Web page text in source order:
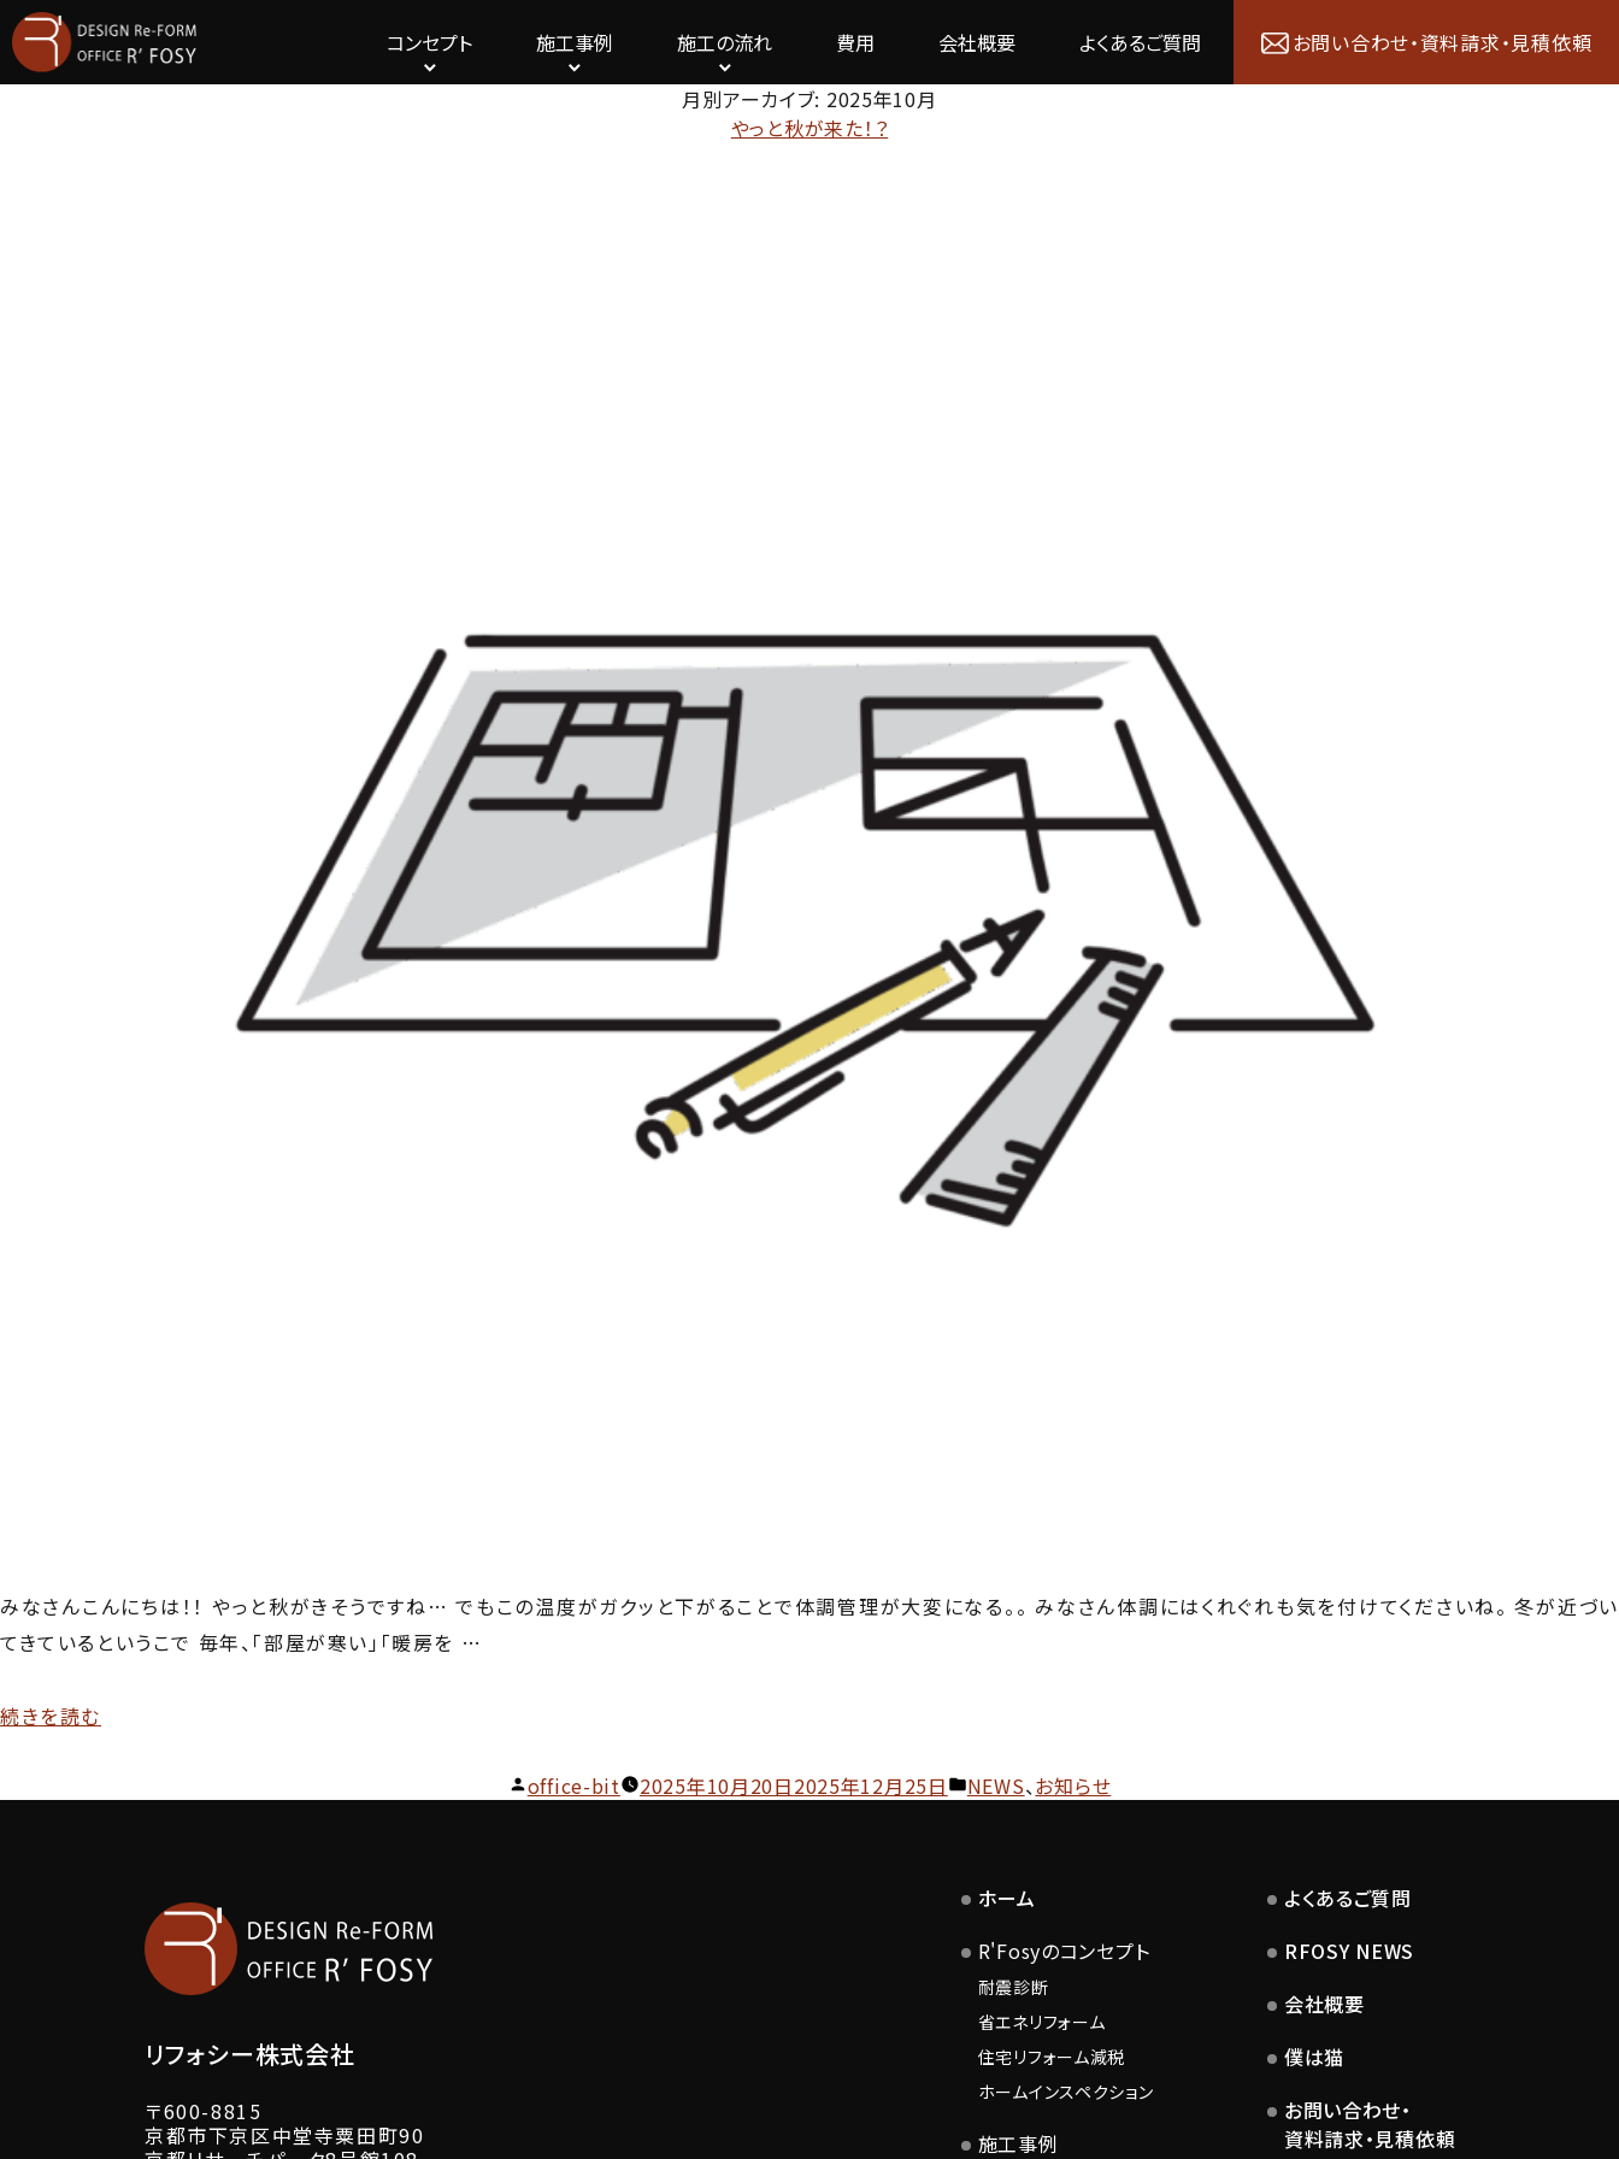
コンセプト 施工事例 施工の流れ 費用 会社概要 よくあるご質問
お問い合わせ・資料請求・見積依頼
月別アーカイブ: 2025年10月
やっと秋が来た！？
みなさんこんにちは！！ やっと秋がきそうですね… でもこの温度がガクッと下がることで体調管理が大変になる。。 みなさん体調にはくれぐれも気を付けてくださいね。 冬が近づい
てきているというこで 毎年、「部屋が寒い」「暖房を …
“や
続きを読む
投
office-bit 2025年10月20日2025年12月25日
カ
ー:
NEWS、お知らせ
リフォシー株式会社
〒600-8815
京都市下京区中堂寺粟田町90
ホーム
R'Fosyのコンセプト
耐震診断
省エネリフォーム
住宅リフォーム減税
ホームインスペクション
施工事例
よくあるご質問
RFOSY NEWS
会社概要
僕は猫
お問い合わせ・
資料請求・見積依頼